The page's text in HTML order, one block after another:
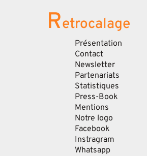
Retrocalage
Présentation
Contact
Newsletter
Partenariats
Statistiques
Press-Book
Mentions
Notre logo
Facebook
Instragram
Whatsapp